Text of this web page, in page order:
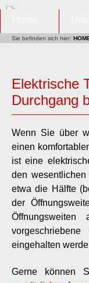
Sie befinden sich hier:
Elektrische
Durchgang
Wenn Sie über
einen
ist eine
den
etwa die Hälfte
der
eingehalten
Gerne können